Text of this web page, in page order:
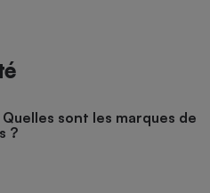
sont les marques de
?